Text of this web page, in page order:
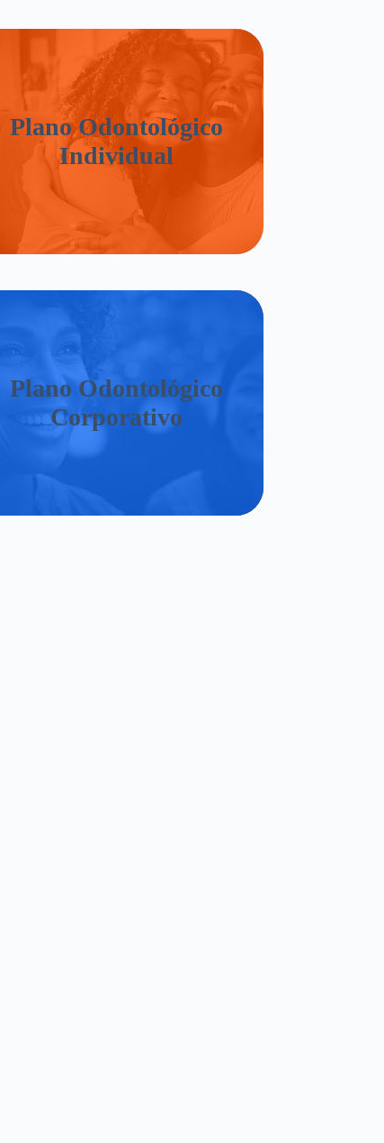
Plano Odontológico
Individual
Plano Odontológico
Corporativo